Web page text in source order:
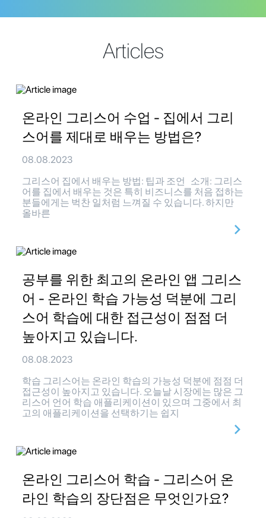
Articles
온라인 그리스어 수업 - 집에서 그리
스어를 제대로 배우는 방법은?
08.08.2023
그리스어 집에서 배우는 방법: 팁과 조언 소개: 그리스
어를 집에서 배우는 것은 특히 비즈니스를 처음 접하는
분들에게는 벅찬 일처럼 느껴질 수 있습니다. 하지만
올바른
공부를 위한 최고의 온라인 앱 그리스
어 - 온라인 학습 가능성 덕분에 그리
스어 학습에 대한 접근성이 점점 더
높아지고 있습니다.
08.08.2023
학습 그리스어는 온라인 학습의 가능성 덕분에 점점 더
접근성이 높아지고 있습니다. 오늘날 시장에는 많은 그
리스어 언어 학습 애플리케이션이 있으며 그중에서 최
고의 애플리케이션을 선택하기는 쉽지
온라인 그리스어 학습 - 그리스어 온
라인 학습의 장단점은 무엇인가요?